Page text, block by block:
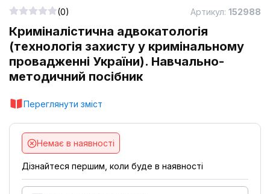
Криміналістична адвокатологія
(технологія захисту у кримінальному
провадженні України). Навчально-
методичний посібник
Переглянути зміст
(0) Артикул: 152988
Немає в наявності
Дізнайтеся першим, коли буде в наявності